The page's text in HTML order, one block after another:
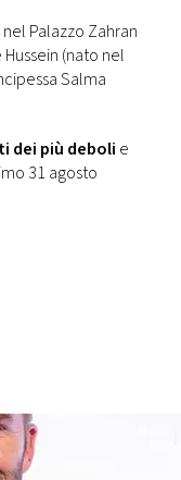
Palazzo Zahran
(nato nel
Salma
dei più deboli e
31 agosto